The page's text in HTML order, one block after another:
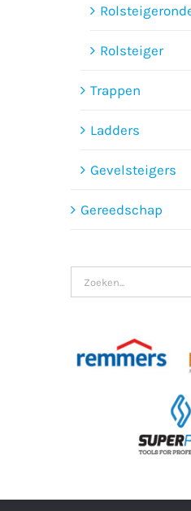
Rolsteiger
Trappen
Ladders
Gevelsteigers
Gereedschap